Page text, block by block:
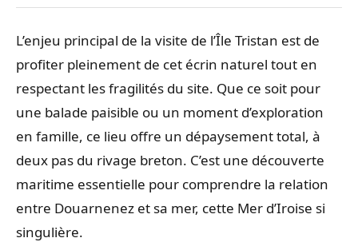
L’enjeu principal de la visite de l’Île Tristan est de
profiter pleinement de cet écrin naturel tout en
respectant les fragilités du site. Que ce soit pour
une balade paisible ou un moment d’exploration
en famille, ce lieu offre un dépaysement total, à
deux pas du rivage breton. C’est une découverte
maritime essentielle pour comprendre la relation
entre Douarnenez et sa mer, cette Mer d’Iroise si
singulière.